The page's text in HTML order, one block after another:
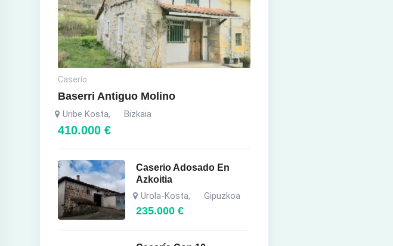
Caserío
Baserri Antiguo Molino
Uribe Kosta, Bizkaia
410.000 €
Caserio Adosado En
Azkoitia
Urola-Kosta, Gipuzkoa
235.000€